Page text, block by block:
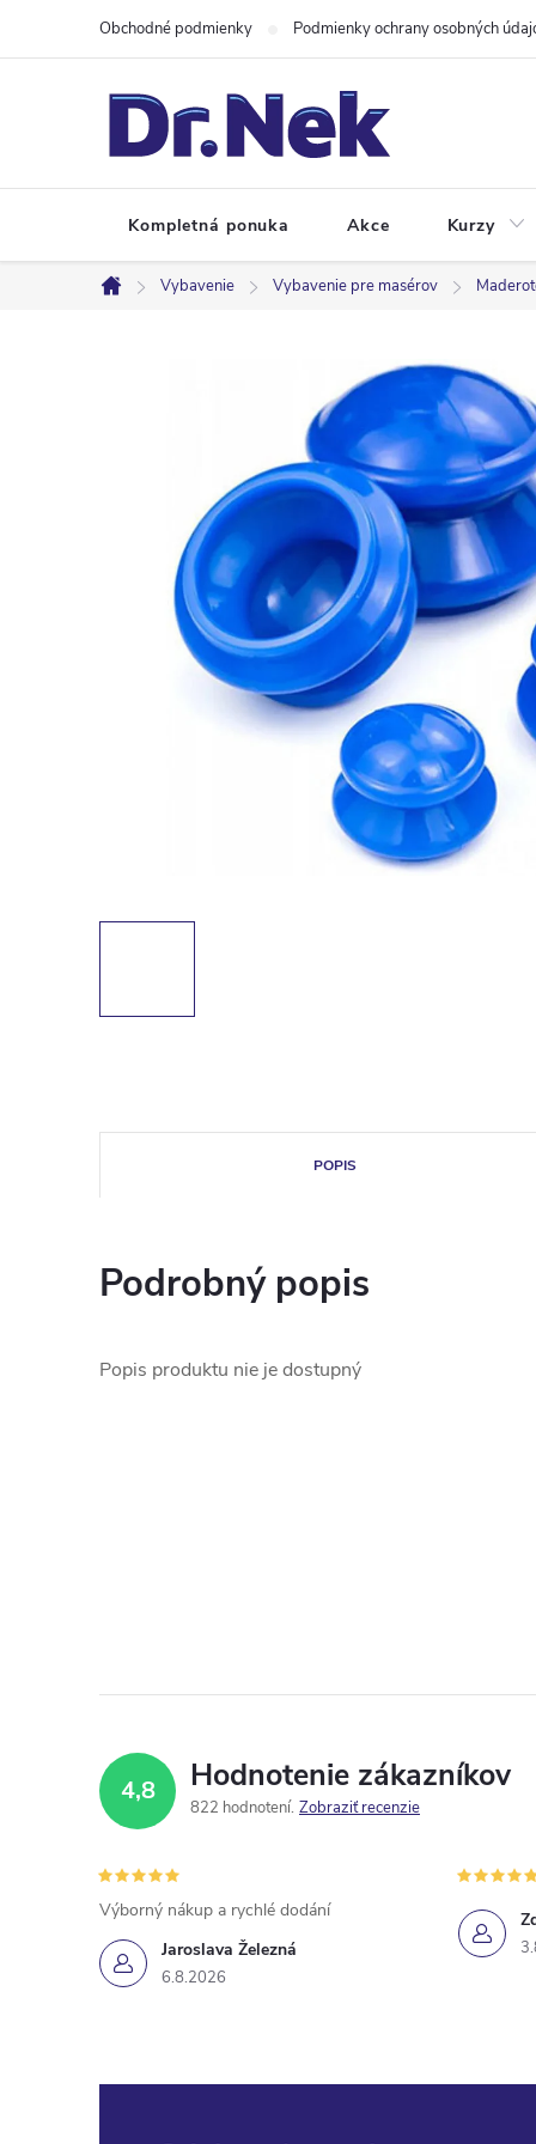
Obchodné podmienky Podmienky ochrany osobných
Kompletná ponuka Akce Kurzy
Domov
Vybavenie Vybavenie pre masérov
POPIS
Podrobný popis
Popis produktu nie je dostupný
4,8 Hodnotenie zákazníkov
822 hodnotení Zobraziť recenzie
Jaroslava Železná
6.8.2026
Výborný nákup a rychlé dodání